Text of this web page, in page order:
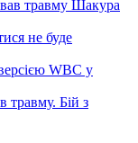
не буде
травму. Бій з